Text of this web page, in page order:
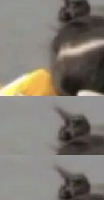
Delt
Spa
支
面
的经
：
、写
Muse
些后
整个
度
。